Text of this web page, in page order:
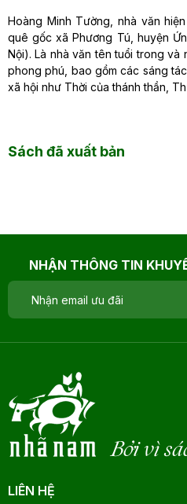
Hoàng Minh Tường, nhà văn
quê gốc xã Phương Tú, huyện
Nội). Là nhà văn tên tuổi trong
phong phú, bao gồm các sáng
xã hội như Thời của thánh thần,
Sách đã xuất bản
NHẬN THÔNG TIN
Bởi vì
LIÊN HỆ